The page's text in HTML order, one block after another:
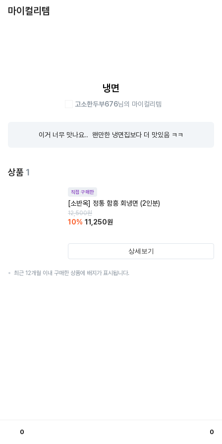
마이컬리템
냉면
고소한두부676님의 마이컬리템
이거 너무 맛나요..  왠만한 냉면집보다 더 맛있음 ㅋㅋ
상품 1
직접 구매한
[소반옥] 정통 함흥 회냉면 (2인분)
12,500원
10% 11,250원
상세보기
최근 12개월 이내 구매한 상품에 배지가 표시됩니다.
0 0